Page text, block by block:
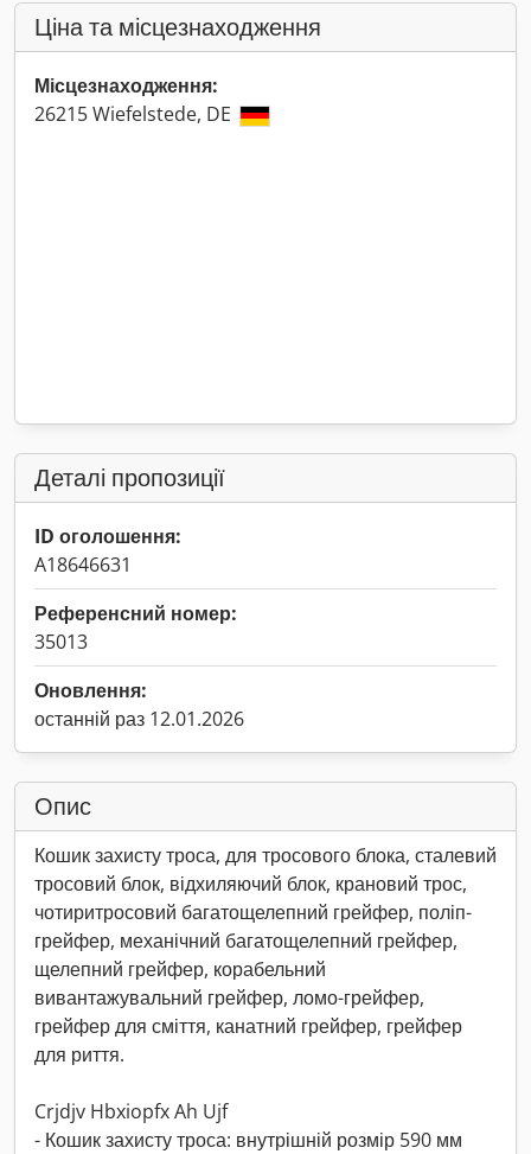
Ціна та місцезнаходження
Місцезнаходження:
26215 Wiefelstede, DE
Деталі пропозиції
ID оголошення:
A18646631
Референсний номер:
35013
Оновлення:
останній раз 12.01.2026
Опис
Кошик захисту троса, для тросового блока, сталевий
тросовий блок, відхиляючий блок, крановий трос,
чотиритросовий багатощелепний грейфер, поліп-
грейфер, механічний багатощелепний грейфер,
щелепний грейфер, корабельний
вивантажувальний грейфер, ломо-грейфер,
грейфер для сміття, канатний грейфер, грейфер
для риття.
Crjdjv Hbxiopfx Ah Ujf
- Кошик захисту троса: внутрішній розмір 590 мм